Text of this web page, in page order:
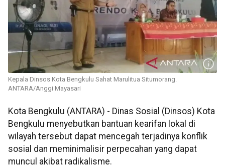
Kepala Dinsos Kota Bengkulu Sahat Marulitua Situmorang.
ANTARA/Anggi Mayasari
Kota Bengkulu (ANTARA) - Dinas Sosial (Dinsos) Kota
Bengkulu menyebutkan bantuan kearifan lokal di
wilayah tersebut dapat mencegah terjadinya konflik
sosial dan meminimalisir perpecahan yang dapat
muncul akibat radikalisme.